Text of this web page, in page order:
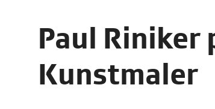
Paul
Kunstmaler